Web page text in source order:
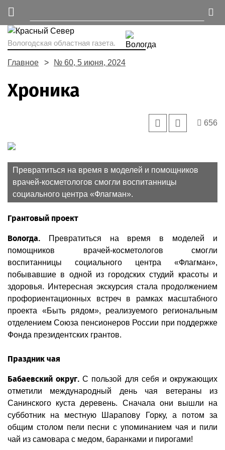
Вологодская областная газета.
Главное № 60, 5 июня, 2024
Хроника
656
Превратиться на время в моделей и помощников
врачей-косметологов смогли воспитанницы
социального центра «Флагман».
Грантовый проект
Вологда. Превратиться на время в моделей и
помощников врачей-косметологов смогли
воспитанницы социального центра «Флагман»,
побывавшие в одной из городских студий красоты и
здоровья. Интересная экскурсия стала продолжением
профориентационных встреч в рамках масштабного
проекта «Быть рядом», реализуемого региональным
отделением Союза пенсионеров России при поддержке
Фонда президентских грантов.
Праздник чая
Бабаевский округ. С пользой для себя и окружающих
отметили международный день чая ветераны из
Санинского куста деревень. Сначала они вышли на
субботник на местную Шарапову Горку, а потом за
общим столом пели песни с упоминанием чая и пили
чай из самовара с медом, баранками и пирогами!